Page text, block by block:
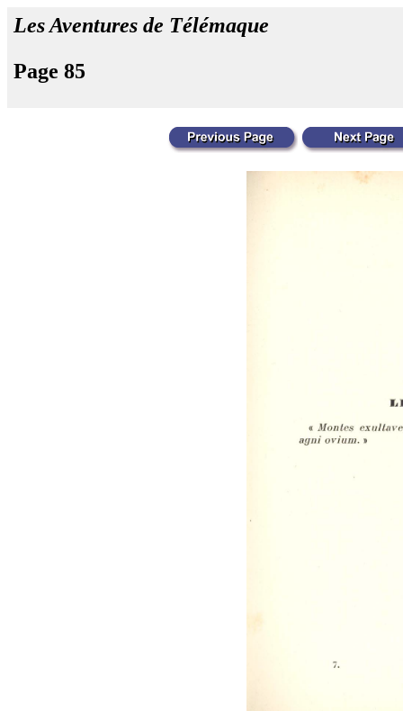
Les Aventures de Télémaque
Page 85